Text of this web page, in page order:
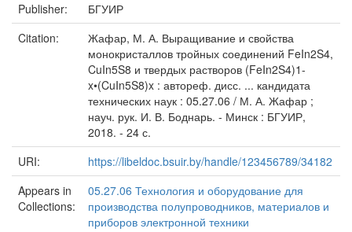
Publisher:
БГУИР
Citation:
Жафар, М. А. Выращивание и свойства
монокристаллов тройных соединений FeIn2S4,
CuIn5S8 и твердых растворов (FeIn2S4)1-
x•(CuIn5S8)x : автореф. дисс. ... кандидата
технических наук : 05.27.06 / М. А. Жафар ;
науч. рук. И. В. Боднарь. - Минск : БГУИР,
2018. - 24 с.
URI:
https://libeldoc.bsuir.by/handle/123456789/34182
Appears in
Collections:
05.27.06 Технология и оборудование для
производства полупроводников, материалов и
приборов электронной техники